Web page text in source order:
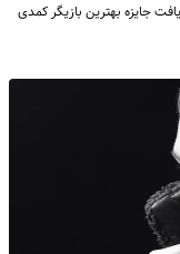
جایزه بهترین بازیگر کمدی